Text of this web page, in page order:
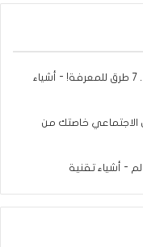
كيف تعرف أن هاتفك مخترق أو مراقب .. 7 طرق للمعرفة! - أشياء
الاجتماعي خاصتك من